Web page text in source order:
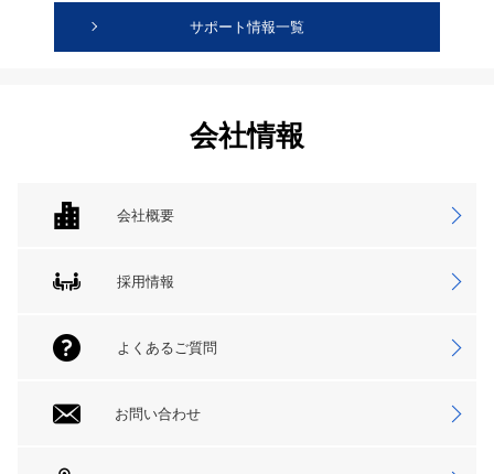
サポート情報一覧
会社情報
会社概要
採用情報
よくあるご質問
お問い合わせ